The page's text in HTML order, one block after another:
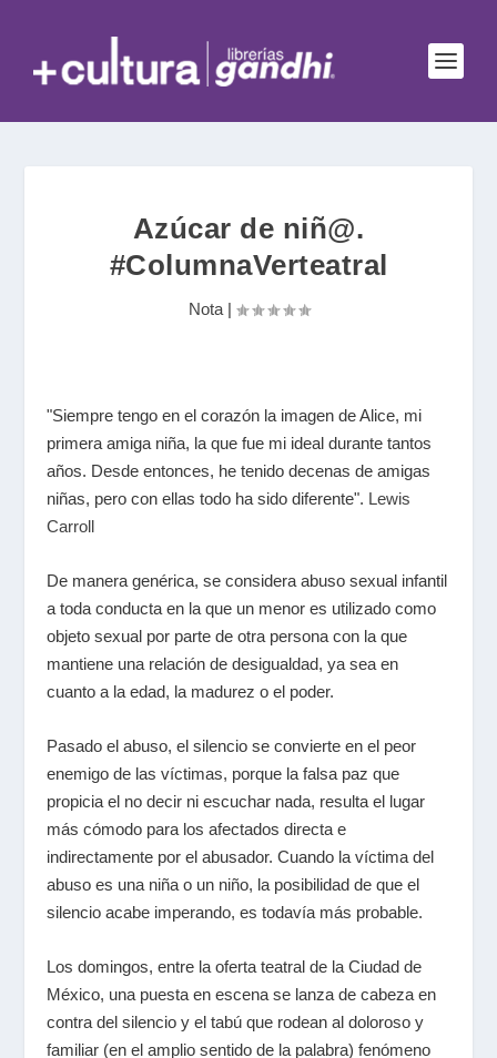
Azúcar de niñ@.
#ColumnaVerteatral
Nota|
"Siempre tengo en el corazón la imagen de Alice, mi
primera amiga niña, la que fue mi ideal durante tantos
años. Desde entonces, he tenido decenas de amigas
niñas, pero con ellas todo ha sido diferente". Lewis
Carroll
De manera genérica, se considera abuso sexual infantil
a toda conducta en la que un menor es utilizado como
objeto sexual por parte de otra persona con la que
mantiene una relación de desigualdad, ya sea en
cuanto a la edad, la madurez o el poder.
Pasado el abuso, el silencio se convierte en el peor
enemigo de las víctimas, porque la falsa paz que
propicia el no decir ni escuchar nada, resulta el lugar
más cómodo para los afectados directa e
indirectamente por el abusador. Cuando la víctima del
abuso es una niña o un niño, la posibilidad de que el
silencio acabe imperando, es todavía más probable.
Los domingos, entre la oferta teatral de la Ciudad de
México, una puesta en escena se lanza de cabeza en
contra del silencio y el tabú que rodean al doloroso y
familiar (en el amplio sentido de la palabra) fenómeno